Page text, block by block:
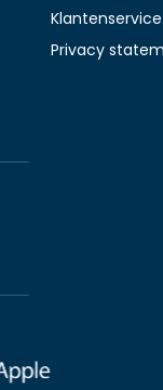
Klantenservice
Privacy